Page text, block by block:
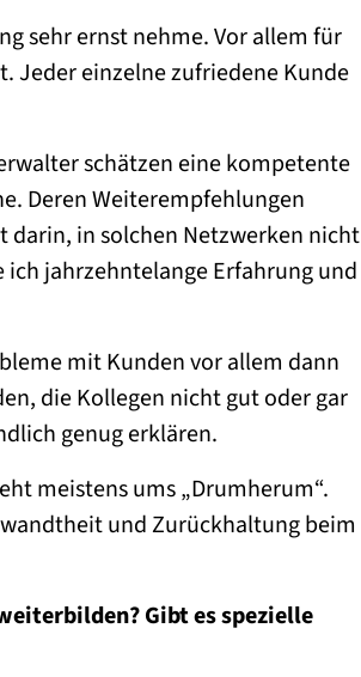
sehr ernst nehme. Vor allem für
Jeder einzelne zufriedene Kunde
schätzen eine kompetente
Deren Weiterempfehlungen
darin, in solchen Netzwerken nicht
jahrzehntelange Erfahrung und
mit Kunden vor allem dann
die Kollegen nicht gut oder gar
genug erklären.
meistens ums „Drumherum“.
und Zurückhaltung beim
Gibt es spezielle